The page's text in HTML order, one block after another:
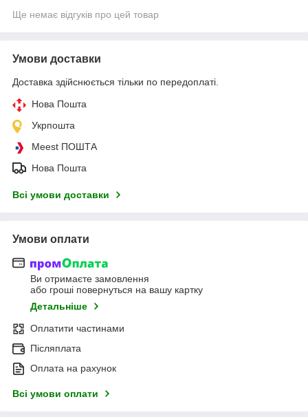
Ще немає відгуків про цей товар
Умови доставки
Доставка здійснюється тільки по передоплаті.
Нова Пошта
Укрпошта
Meest ПОШТА
Нова Пошта
Всі умови доставки
Умови оплати
Ви отримаєте замовлення
або гроші повернуться на вашу картку
Детальніше
Оплатити частинами
Післяплата
Оплата на рахунок
Всі умови оплати